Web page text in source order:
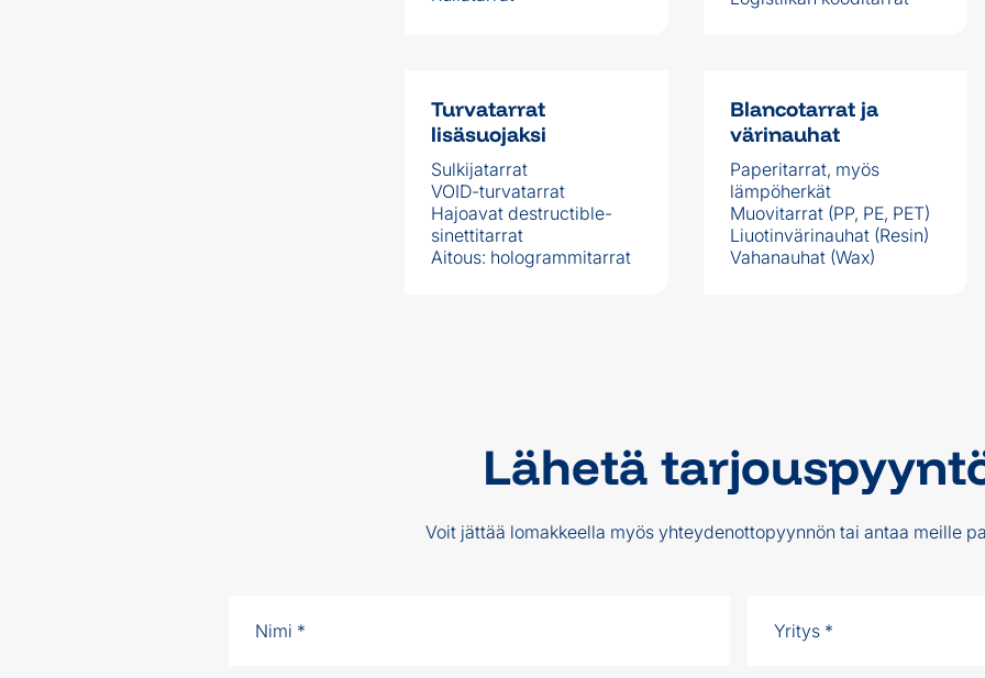
Turvatarrat
lisäsuojaksi
Sulkijatarrat
VOID-turvatarrat
Hajoavat destructible-
sinettitarrat
Aitous: hologrammitarrat
Blancotarrat ja
värinauhat
Paperitarrat, myös
lämpöherkät
Muovitarrat (PP, PE, PET)
Liuotinvärinauhat (Resin)
Vahanauhat (Wax)
Lähetä
Voit jättää lomakkeella myös yhteydenottopyynnön tai antaa meille